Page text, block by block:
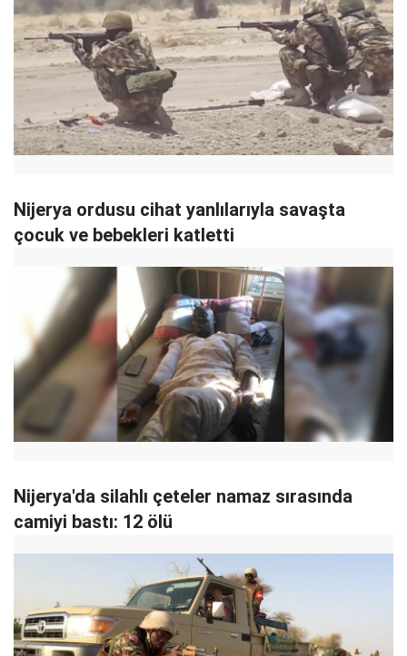
Nijerya ordusu cihat yanlılarıyla savaşta
çocuk ve bebekleri katletti
Nijerya'da silahlı çeteler namaz sırasında
camiyi bastı: 12 ölü